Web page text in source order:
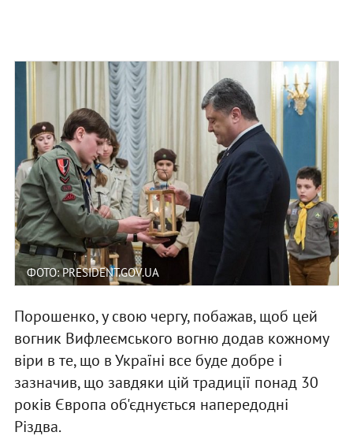
ФОТО: PRESIDENT.GOV.UA
Порошенко, у свою чергу, побажав, щоб цей
вогник Вифлеємського вогню додав кожному
віри в те, що в Україні все буде добре і
зазначив, що завдяки цій традиції понад 30
років Європа об'єднується напередодні
Різдва.